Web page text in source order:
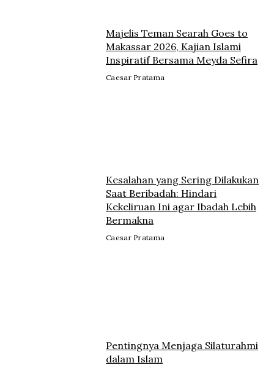
Majelis Teman Searah Goes to
Makassar 2026, Kajian Islami
Inspiratif Bersama Meyda Sefira
Caesar Pratama
Kesalahan yang Sering Dilakukan
Saat Beribadah: Hindari
Kekeliruan Ini agar Ibadah Lebih
Bermakna
Caesar Pratama
Pentingnya Menjaga Silaturahmi
dalam Islam